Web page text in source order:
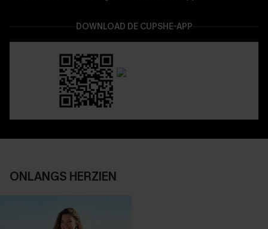
DOWNLOAD DE CUPSHE-APP
ONLANGS HERZIEN